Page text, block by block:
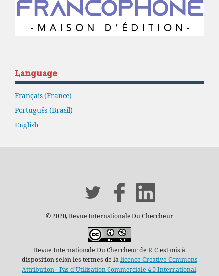
Language
Français (France)
Português (Brasil)
English
© 2020, Revue Internationale Du Chercheur
Revue Internationale Du Chercheur de RIC est mis à
disposition selon les termes de lalicence Creative Commons
Attribution - Pas d’Utilisation Commerciale 4.0 International.